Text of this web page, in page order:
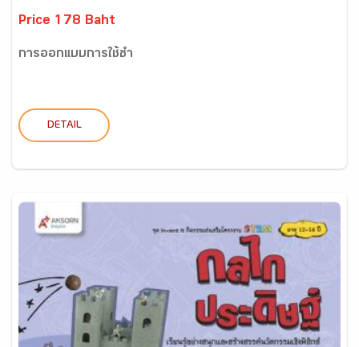
Price 178 Baht
การออกแบบการใช้ซ้ำ
DETAIL